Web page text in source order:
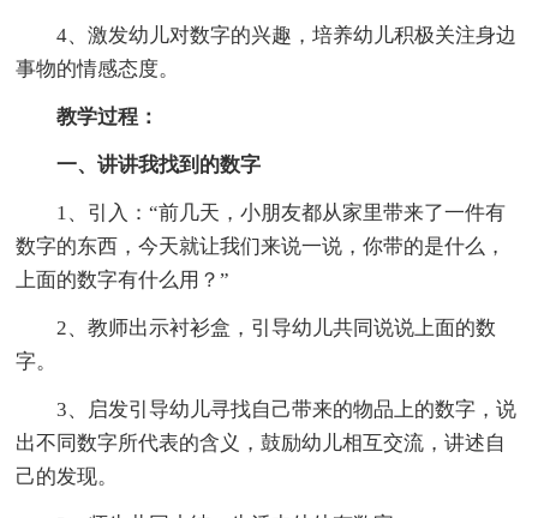
4、激发幼儿对数字的兴趣，培养幼儿积极关注身边
事物的情感态度。
教学过程：
一、讲讲我找到的数字
1、引入：“前几天，小朋友都从家里带来了一件有
数字的东西，今天就让我们来说一说，你带的是什么，
上面的数字有什么用？”
2、教师出示衬衫盒，引导幼儿共同说说上面的数
字。
3、启发引导幼儿寻找自己带来的物品上的数字，说
出不同数字所代表的含义，鼓励幼儿相互交流，讲述自
己的发现。